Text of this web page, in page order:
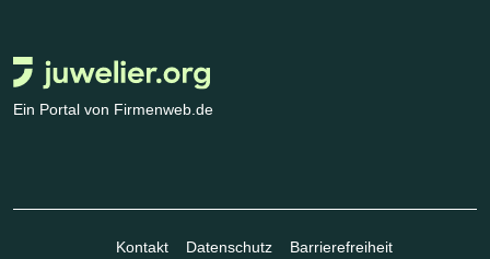
Ein Portal von Firmenweb.de
Kontakt Datenschutz Barrierefreiheit